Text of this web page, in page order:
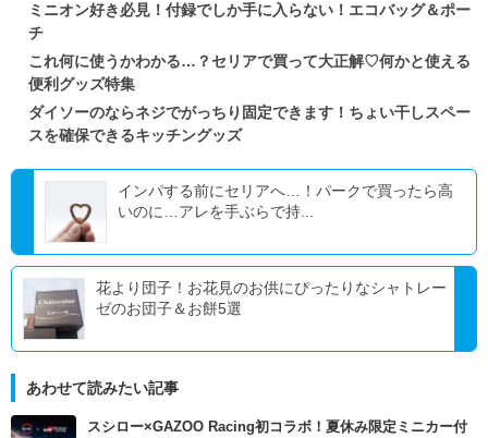
ミニオン好き必見！付録でしか手に入らない！エコバッグ＆ポー
チ
これ何に使うかわかる…？セリアで買って大正解♡何かと使える
便利グッズ特集
ダイソーのならネジでがっちり固定できます！ちょい干しスペー
スを確保できるキッチングッズ
インパする前にセリアへ…！パークで買ったら高
いのに…アレを手ぶらで持...
花より団子！お花見のお供にぴったりなシャトレー
ゼのお団子＆お餅5選
あわせて読みたい記事
スシロー×GAZOO Racing初コラボ！夏休み限定ミニカー付